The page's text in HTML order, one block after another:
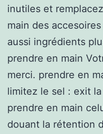
inutiles et
main des
aussi ingrédients
prendre en main
merci. prendre en
limitez le sel : exit
prendre en main
douant la rétention